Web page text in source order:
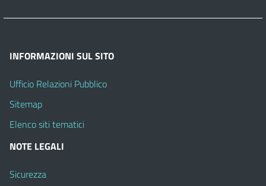
INFORMAZIONI SUL SITO
Ufficio Relazioni Pubblico
Sitemap
Elenco siti tematici
NOTE LEGALI
Sicurezza